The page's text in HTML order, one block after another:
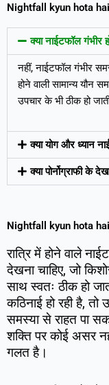
Nightfall kyun hota
क्या नाईटफॉल गंभीर
नहीं, नाईटफॉल गंभीर
होने वाली सामान्य यौन
उपचार के भी ठीक हो
क्या योग और ध्यान
क्या पोर्नोग्राफी के
Nightfall kyun hota
रात्रि में होने वाले
देखना चाहिए, जो
साथ स्वतः ठीक हो
कठिनाई हो रही है,
समस्या से राहत पा
शक्ति पर कोई असर
गलत है।